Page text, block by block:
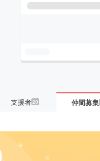
支援者20 仲間募集